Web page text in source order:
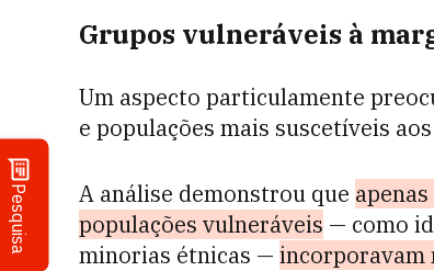
Pesquisa
Grupos vulneráveis à
Um aspecto particulamente
e populações mais suscetíveis
A análise demonstrou que
populações vulneráveis — como
minorias étnicas — incorporavam